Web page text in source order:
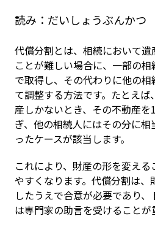
読み： だいしょうぶんかつ
代償分割とは、相続において
ことが難しい場合に、一部の
で取得し、その代わりに他の
て調整する方法です。たとえ
産しかないとき、その不動産
ぎ、他の相続人にはその分に
ったケースが該当します。
これにより、財産の形を変え
やすくなります。代償分割は
したうえで合意が必要であり
は専門家の助言を受けることが